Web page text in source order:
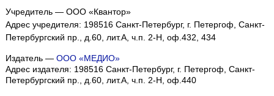
Учредитель — ООО «Квантор»
Адрес учредителя: 198516 Санкт-Петербург, г. Петергоф, Санкт-
Петербургский пр., д.60, лит.А, ч.п. 2-Н, оф.432, 434
Издатель — ООО «МЕДИО»
Адрес издателя: 198516 Санкт-Петербург, г. Петергоф, Санкт-
Петербургский пр., д.60, лит.А, ч.п. 2-Н, оф.440